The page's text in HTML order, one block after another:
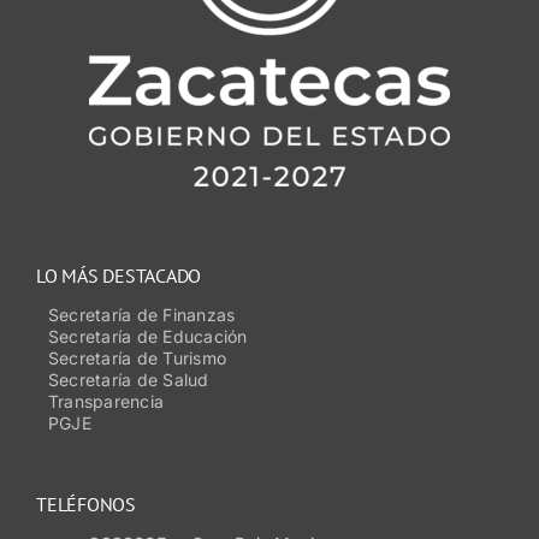
TELÉFONOS
LO MÁS DESTACADO
Secretaría de Finanzas
Secretaría de Educación
Secretaría de Turismo
Secretaría de Salud
Transparencia
PGJE